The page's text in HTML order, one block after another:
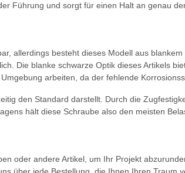
Führung und sorgt für einen Halt an genau
allerdings besteht dieses Modell aus
Die blanke schwarze Optik dieses Artikels
arbeiten, da der fehlende
den Standard darstellt. Durch die
hält diese Schraube also den meisten
oder andere Artikel, um Ihr Projekt